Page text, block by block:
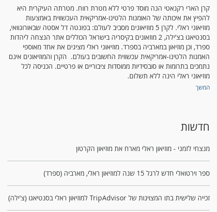
התערוכה פתוחה ללא תשלום בשעות פעילות המוזיאון
הקבועות
עריכת טקסט וצילומים: יעל שטייגמן
קרן הארי רקנאטי הנה מוסד פרטי ללא מטרת רווח. מטרתה העיקרית היא
להפיץ את איכותה של האומנות הלטינו-אמריקאית העכשווית באמצעות
מוזיאוני ראלי. לקרן 5 מוזיאונים מסביב לעולם: בפונטה דל אסטה שבאורוגוואי,
בסנטיאגו בצ'ילה, 2 מוזאונים בקיסריה בישראל הכוללים אתר הנצחה ליהדות
ספרד, וכן מוזיאון במארביה בספרד. מוזיאוני ראלי מציגים את אחד מאוספי
האמנות הלטינו-אמריקאית עכשווית החשובים בעולם. הקרן והמוזיאונים אינם
נתמכים בתרומות או סובסידיות ממוסדות ציבוריים או פרטיים. הכניסה לכל
מוזיאוני ראלי הינה ללא תשלום.
המשך
חדשות
מנצחי לזמני - מוזיאון ראלי מארח את מוזיאון הקרטון
ספר וירטואלי חדש לרגל 15 שנה למוזיאון ראלי, מארביה (ספרד)
זכייה שלישית בתו המצוינות של TripAdvisor למוזיאון ראלי בסנטיאגו (צ'ילה)